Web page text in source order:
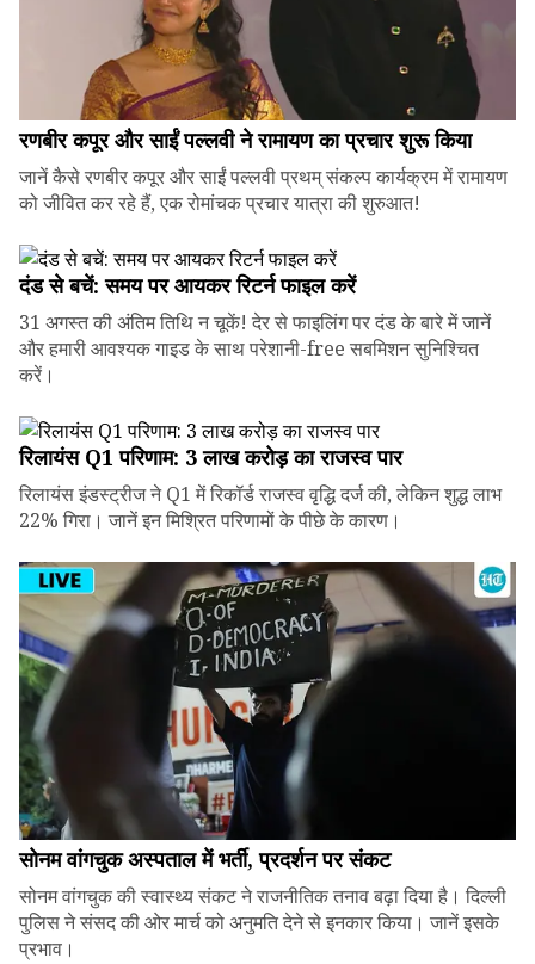
रणबीर कपूर और साईं पल्लवी ने रामायण का प्रचार शुरू किया
जानें कैसे रणबीर कपूर और साईं पल्लवी प्रथम् संकल्प कार्यक्रम में रामायण
को जीवित कर रहे हैं, एक रोमांचक प्रचार यात्रा की शुरुआत!
दंड से बचें: समय पर आयकर रिटर्न फाइल करें
31 अगस्त की अंतिम तिथि न चूकें! देर से फाइलिंग पर दंड के बारे में जानें
और हमारी आवश्यक गाइड के साथ परेशानी-free सबमिशन सुनिश्चित
करें।
रिलायंस Q1 परिणाम: ₹3 लाख करोड़ का राजस्व पार
रिलायंस इंडस्ट्रीज ने Q1 में रिकॉर्ड राजस्व वृद्धि दर्ज की, लेकिन शुद्ध लाभ
22% गिरा। जानें इन मिश्रित परिणामों के पीछे के कारण।
सोनम वांगचुक अस्पताल में भर्ती, प्रदर्शन पर संकट
सोनम वांगचुक की स्वास्थ्य संकट ने राजनीतिक तनाव बढ़ा दिया है। दिल्ली
पुलिस ने संसद की ओर मार्च को अनुमति देने से इनकार किया। जानें इसके
प्रभाव।